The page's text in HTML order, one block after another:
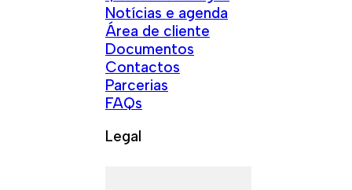
Notícias e agenda
Área de cliente
Documentos
Contactos
Parcerias
FAQs
Legal